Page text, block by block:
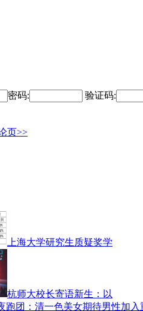
密码: 验证码:
页>>
上海大学研究生质疑奖学
杭师大校长寄语新生：以